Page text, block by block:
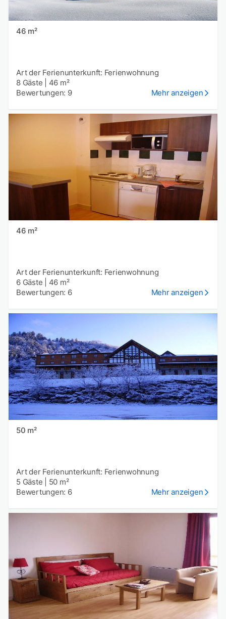
46 m²
Art der Ferienunterkunft: Ferienwohnung
8 Gäste
46 m²
Bewertungen: 9
Mehr anzeigen
46 m²
Art der Ferienunterkunft: Ferienwohnung
6 Gäste
46 m²
Bewertungen: 6
Mehr anzeigen
50 m²
Art der Ferienunterkunft: Ferienwohnung
5 Gäste
50 m²
Bewertungen: 6
Mehr anzeigen